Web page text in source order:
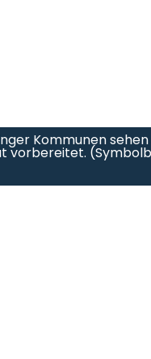
Kommunen
vorbereitet.